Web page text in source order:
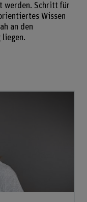
werden. Schritt für
Wissen
an den
liegen.